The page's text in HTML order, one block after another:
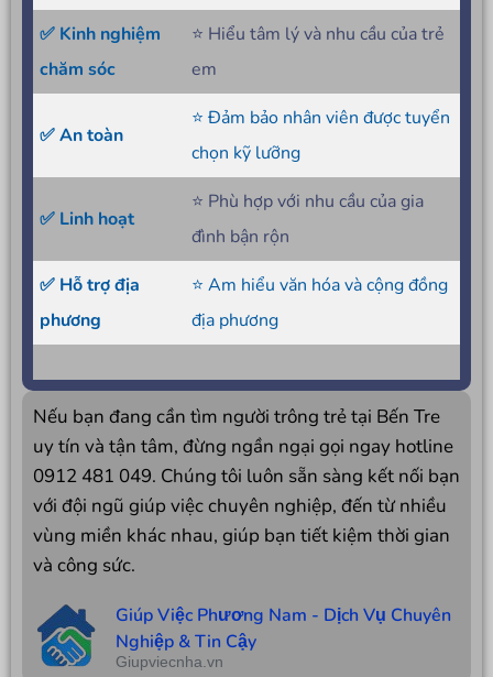
✅ Kinh nghiệm
chăm sóc
⭐ Hiểu tâm lý và nhu cầu của trẻ
em
✅ An toàn
⭐ Đảm bảo nhân viên được tuyển
chọn kỹ lưỡng
✅ Linh hoạt
⭐ Phù hợp với nhu cầu của gia
đình bận rộn
✅ Hỗ trợ địa
phương
⭐ Am hiểu văn hóa và cộng đồng
địa phương
Nếu bạn đang cần tìm người trông trẻ tại Bến Tre
uy tín và tận tâm, đừng ngần ngại gọi ngay hotline
0912 481 049. Chúng tôi luôn sẵn sàng kết nối bạn
với đội ngũ giúp việc chuyên nghiệp, đến từ nhiều
vùng miền khác nhau, giúp bạn tiết kiệm thời gian
và công sức.
Giúp Việc Phương Nam - Dịch Vụ Chuyên
Nghiệp & Tin Cậy
Giupviecnha.vn